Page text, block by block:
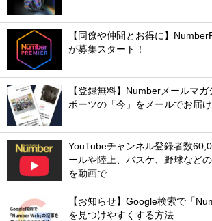
【同僚や仲間とお得に】
が募集スタート！
【登録無料】Numberメールマ
ポーツの「今」をメールでお届け
YouTubeチャンネル登録者数
ールや陸上、バスケ、野球など
を動画で
【お知らせ】Google検索で「
を見つけやすくする方法